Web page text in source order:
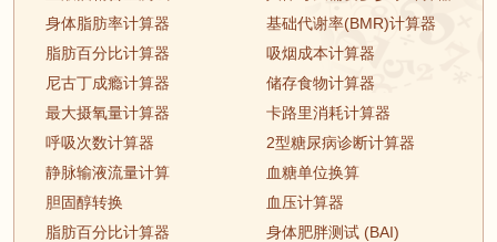
身体脂肪率计算器
基础代谢率(BMR)计算器
脂肪百分比计算器
吸烟成本计算器
尼古丁成瘾计算器
储存食物计算器
最大摄氧量计算器
卡路里消耗计算器
呼吸次数计算器
2型糖尿病诊断计算器
静脉输液流量计算
血糖单位换算
胆固醇转换
血压计算器
脂肪百分比计算器
身体肥胖测试 (BAI)